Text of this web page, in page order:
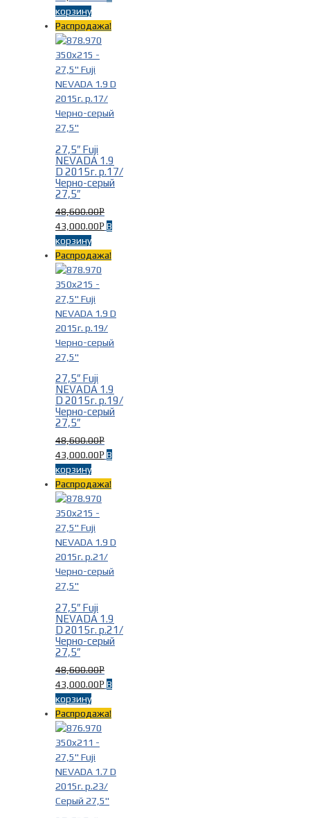
корзину
Распродажа!
27,5″ Fuji
NEVADA 1.9
D 2015г. р.17/
Черно-серый
27,5″
48,600.00Р
43,000.00Р В
корзину
Распродажа!
27,5″ Fuji
NEVADA 1.9
D 2015г. р.19/
Черно-серый
27,5″
48,600.00Р
43,000.00Р В
корзину
Распродажа!
27,5″ Fuji
NEVADA 1.9
D 2015г. р.21/
Черно-серый
27,5″
48,600.00Р
43,000.00Р В
корзину
Распродажа!